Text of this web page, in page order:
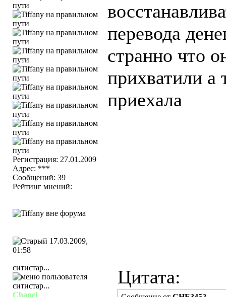
Регистрация: 27.01.2009
Адрес: ***
Сообщений: 39
Рейтинг мнений:
перевода
странно что
прихватили а
приехала
17.03.2009,
01:58
ситистар...
Chanel
Цитата: